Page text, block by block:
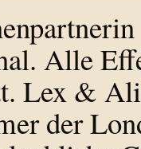
Alle
Lex &
der